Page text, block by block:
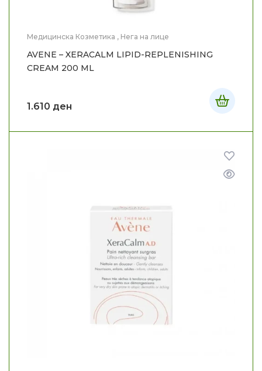
Медицинска Козметика , Нега на лице
AVENE – XERACALM LIPID-REPLENISHING
CREAM 200 ML
1.610 ден